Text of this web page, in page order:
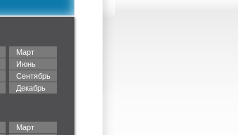
Март
Июнь
Сентябрь
Декабрь
Март